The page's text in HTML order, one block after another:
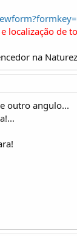
localização
na
outro angulo...